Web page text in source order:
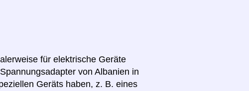
für elektrische Geräte
von Albanien in
Geräts haben, z. B. eines